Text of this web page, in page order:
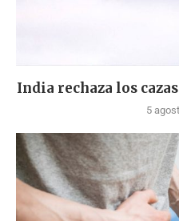
India rechaza los
5